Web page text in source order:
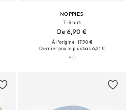
NOPPIES
T-Shirt
De 6,90 €
À l'origine : 17,90 €
Dernier prix le plus bas :6,21 €